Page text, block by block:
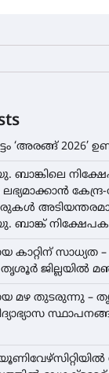
‘അരങ്ങ് 2026’
ബാങ്കിലെ
ലഭ്യമാക്കാൻ
ബാങ്ക്
കാറ്റിന് സാധ്യത
ജില്ലയിൽ
മഴ തുടരുന്നു –